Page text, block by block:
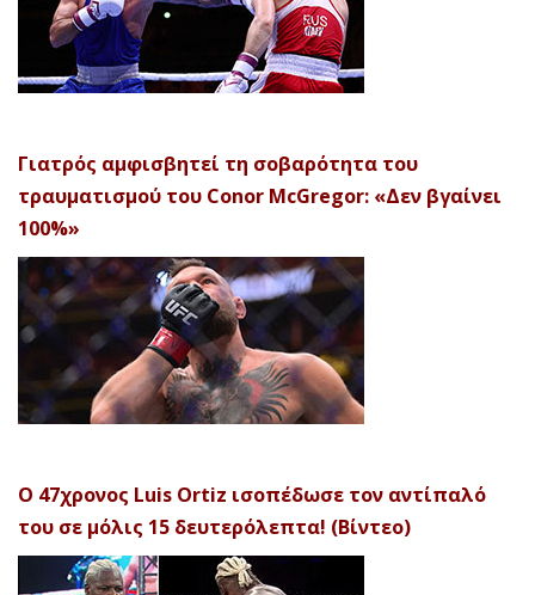
Γιατρός αμφισβητεί τη σοβαρότητα του
τραυματισμού του Conor McGregor: «Δεν βγαίνει
100%»
Ο 47χρονος Luis Ortiz ισοπέδωσε τον αντίπαλό
του σε μόλις 15 δευτερόλεπτα! (Βίντεο)